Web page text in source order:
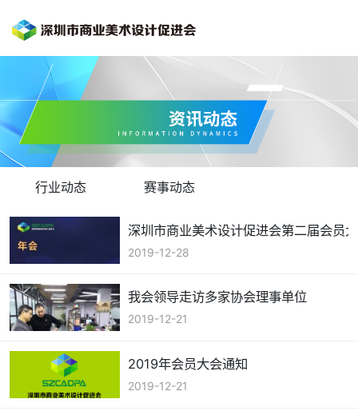
行业动态 赛事动态
深圳市商业美术设计促进会第二届会员
2019-12-28
我会领导走访多家协会理事单位
2019-12-21
2019年会员大会通知
2019-12-21